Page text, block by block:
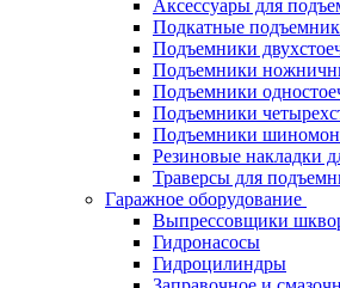
Аксессуары для
Подкатные
Подъемники
Подъемники
Подъемники
Подъемники
Подъемники
Резиновые накладки
Траверсы для
Гаражное оборудование
Выпрессовщики
Гидронасосы
Гидроцилиндры